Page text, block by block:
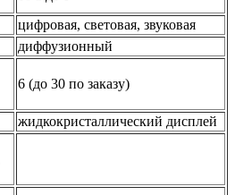
цифровая, световая, звуковая
диффузионный
6 (до 30 по заказу)
жидкокристаллический дисплей